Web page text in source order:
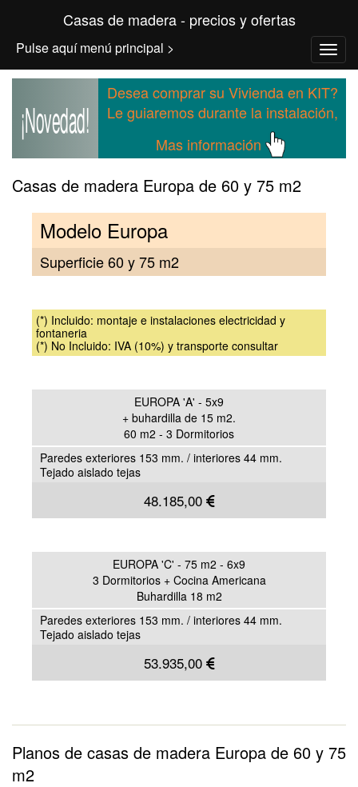
Casas de madera - precios y ofertas
Pulse aquí menú principal >
¡Novedad!
Desea comprar su Vivienda en KIT?
Le guiaremos durante la instalación,
Mas información
Casas de madera Europa de 60 y 75 m2
Modelo Europa
Superficie 60 y 75 m2
(*) Incluido: montaje e instalaciones electricidad y
fontaneria
(*) No Incluido: IVA (10%) y transporte consultar
EUROPA 'A' - 5x9
+ buhardilla de 15 m2.
60 m2 - 3 Dormitorios
Paredes exteriores 153 mm. / interiores 44 mm.
Tejado aislado tejas
48.185,00
EUROPA 'C' - 75 m2 - 6x9
3 Dormitorios + Cocina Americana
Buhardilla 18 m2
Paredes exteriores 153 mm. / interiores 44 mm.
Tejado aislado tejas
53.935,00
Planos de casas de madera Europa de 60 y 75
m2